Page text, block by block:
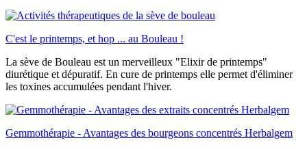
C'est le printemps, et hop ... au Bouleau !
La sève de Bouleau est un merveilleux "Elixir de printemps"
diurétique et dépuratif. En cure de printemps elle permet d'éliminer
les toxines accumulées pendant l'hiver.
Gemmothérapie - Avantages des bourgeons concentrés Herbalgem